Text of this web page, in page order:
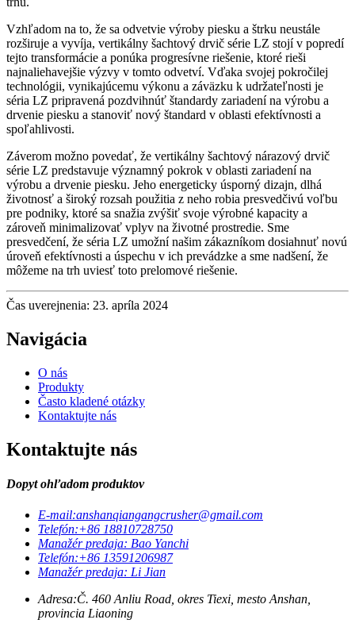
Vzhľadom na to, že sa odvetvie výroby piesku a štrku neustále
rozširuje a vyvíja, vertikálny šachtový drvič série LZ stojí v popredí
tejto transformácie a ponúka progresívne riešenie, ktoré rieši
najnaliehavejšie výzvy v tomto odvetví. Vďaka svojej pokročilej
technológii, vynikajúcemu výkonu a záväzku k udržateľnosti je
séria LZ pripravená pozdvihnúť štandardy zariadení na výrobu a
drvenie piesku a stanoviť nový štandard v oblasti efektívnosti a
spoľahlivosti.
Záverom možno povedať, že vertikálny šachtový nárazový drvič
série LZ predstavuje významný pokrok v oblasti zariadení na
výrobu a drvenie piesku. Jeho energeticky úsporný dizajn, dlhá
životnosť a široký rozsah použitia z neho robia presvedčivú voľbu
pre podniky, ktoré sa snažia zvýšiť svoje výrobné kapacity a
zároveň minimalizovať vplyv na životné prostredie. Sme
presvedčení, že séria LZ umožní našim zákazníkom dosiahnuť novú
úroveň efektívnosti a úspechu v ich prevádzke a sme nadšení, že
môžeme na trh uviesť toto prelomové riešenie.
Čas uverejnenia: 23. apríla 2024
Navigácia
O nás
Produkty
Často kladené otázky
Kontaktujte nás
Kontaktujte nás
Dopyt ohľadom produktov
E-mail:anshanqiangangcrusher@gmail.com
Telefón:+86 18810728750
Manažér predaja: Bao Yanchi
Telefón:+86 13591206987
Manažér predaja: Li Jian
Adresa:Č. 460 Anliu Road, okres Tiexi, mesto Anshan,
provincia Liaoning